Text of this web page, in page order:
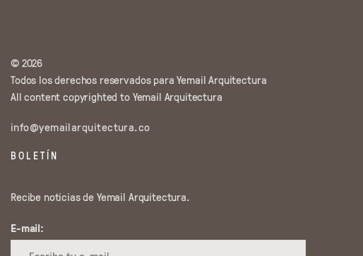
© 2026
Todos los derechos reservados para Yemail Arquitectura
All content copyrighted to Yemail Arquitectura
info@yemailarquitectura.co
BOLETÍN
Recibe noticias de Yemail Arquitectura.
E-mail: